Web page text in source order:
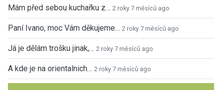
Mám před sebou kuchařku z… 2 roky 7 měsíců ago
Paní Ivano, moc Vám děkujeme… 2 roky 7 měsíců ago
Já je dělám trošku jinak,… 2 roky 7 měsíců ago
A kde je na orientalnich… 2 roky 7 měsíců ago